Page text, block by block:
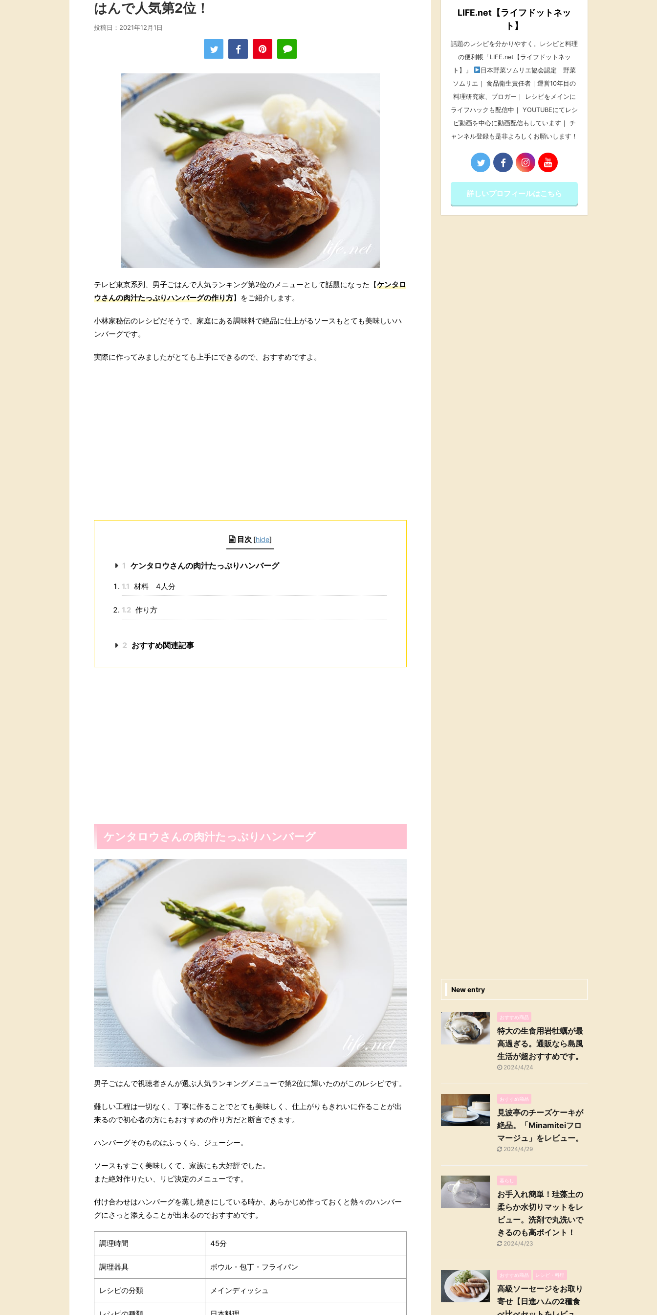
はんで人気第2位！
投稿日： 2021年12月1日
テレビ東京系列、男子ごはんで人気ランキング第2位のメニューとして話題になった【ケンタロ
ウさんの肉汁たっぷりハンバーグの作り方】をご紹介します。
小林家秘伝のレシピだそうで、家庭にある調味料で絶品に仕上がるソースもとても美味しいハ
ンバーグです。
実際に作ってみましたがとても上手にできるので、おすすめですよ。
目次 [hide]
1 ケンタロウさんの肉汁たっぷりハンバーグ
1.1 材料 4人分
1.2 作り方
2 おすすめ関連記事
ケンタロウさんの肉汁たっぷりハンバーグ
男子ごはんで視聴者さんが選ぶ人気ランキングメニューで第2位に輝いたのがこのレシピです。
難しい工程は一切なく、丁寧に作ることでとても美味しく、仕上がりもきれいに作ることが出
来るので初心者の方にもおすすめの作り方だと断言できます。
ハンバーグそのものはふっくら、ジューシー。
ソースもすごく美味しくて、家族にも大好評でした。
また絶対作りたい、リピ決定のメニューです。
付け合わせはハンバーグを蒸し焼きにしている時か、あらかじめ作っておくと熱々のハンバー
グにさっと添えることが出来るのでおすすめです。
調理時間 45分
調理器具 ボウル・包丁・フライパン
レシピの分類 メインディッシュ
LIFE.net【ライフドットネッ
ト】
話題のレシピを分かりやすく。レシピと料理
の便利帳「LIFE.net【ライフドットネッ
ト】」
日本野菜ソムリエ協会認定 野菜
ソムリエ｜ 食品衛生責任者｜運営10年目の
料理研究家、ブロガー｜ レシピをメインに
ライフハックも配信中｜ YOUTUBEにてレシ
ピ動画を中心に動画配信もしています｜ チ
ャンネル登録も是非よろしくお願いします！
詳しいプロフィールはこちら
New entry
おすすめ商品
特大の生食用岩牡蠣が最
高過ぎる。通販なら島風
生活が超おすすめです。
2024/4/24
おすすめ商品
見波亭のチーズケーキが
絶品。「Minamiteiフロ
マージュ」をレビュー。
2024/4/29
暮らし
お手入れ簡単！珪藻土の
柔らか水切りマットをレ
ビュー。洗剤で丸洗いで
きるのも高ポイント！
2024/4/23
おすすめ商品 レシピ・料理
高級ソーセージをお取り
寄せ【日進ハムの2種食